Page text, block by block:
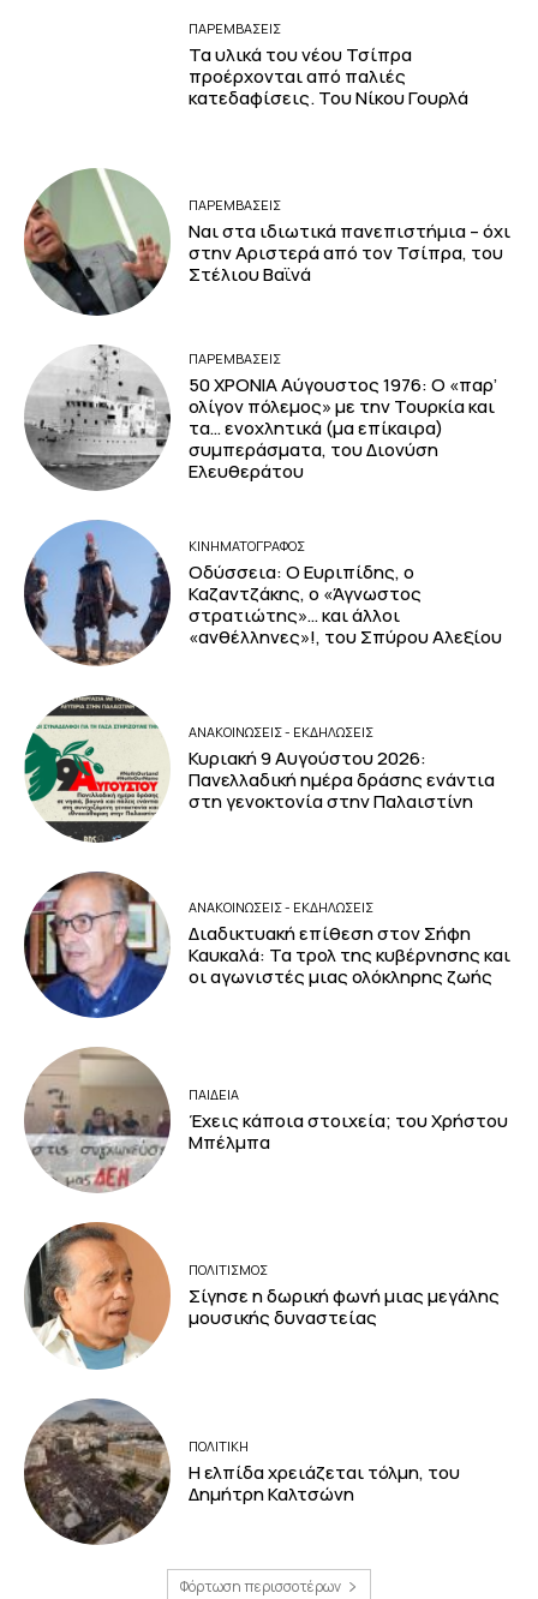
ΠΑΡΕΜΒΑΣΕΙΣ
Τα υλικά του νέου Τσίπρα
προέρχονται από παλιές
κατεδαφίσεις. Του Νίκου Γουρλά
ΠΑΡΕΜΒΑΣΕΙΣ
Ναι στα ιδιωτικά πανεπιστήμια – όχι
στην Αριστερά από τον Τσίπρα, του
Στέλιου Βαϊνά
ΠΑΡΕΜΒΑΣΕΙΣ
50 ΧΡΟΝΙΑ Αύγουστος 1976: Ο «παρ’
ολίγον πόλεμος» με την Τουρκία και
τα… ενοχλητικά (μα επίκαιρα)
συμπεράσματα, του Διονύση
Ελευθεράτου
ΚΙΝΗΜΑΤΟΓΡΆΦΟΣ
Οδύσσεια: Ο Ευριπίδης, ο
Καζαντζάκης, ο «Άγνωστος
στρατιώτης»… και άλλοι
«ανθέλληνες»!, του Σπύρου Αλεξίου
ΑΝΑΚΟΙΝΩΣΕΙΣ - ΕΚΔΗΛΩΣΕΙΣ
Κυριακή 9 Αυγούστου 2026:
Πανελλαδική ημέρα δράσης ενάντια
στη γενοκτονία στην Παλαιστίνη
ΑΝΑΚΟΙΝΩΣΕΙΣ - ΕΚΔΗΛΩΣΕΙΣ
Διαδικτυακή επίθεση στον Σήφη
Καυκαλά: Τα τρολ της κυβέρνησης και
οι αγωνιστές μιας ολόκληρης ζωής
ΠΑΙΔΕΙΑ
Έχεις κάποια στοιχεία; του Χρήστου
Μπέλμπα
ΠΟΛΙΤΙΣΜΟΣ
Σίγησε η δωρική φωνή μιας μεγάλης
μουσικής δυναστείας
ΠΟΛΙΤΙΚΗ
Η ελπίδα χρειάζεται τόλμη, του
Δημήτρη Καλτσώνη
Φόρτωση περισσοτέρων